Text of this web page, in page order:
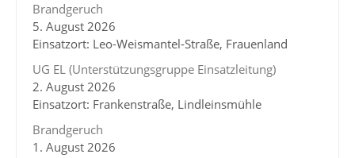
Brandgeruch
5. August 2026
Einsatzort: Leo-Weismantel-Straße, Frauenland
UG EL (Unterstützungsgruppe Einsatzleitung)
2. August 2026
Einsatzort: Frankenstraße, Lindleinsmühle
Brandgeruch
1. August 2026